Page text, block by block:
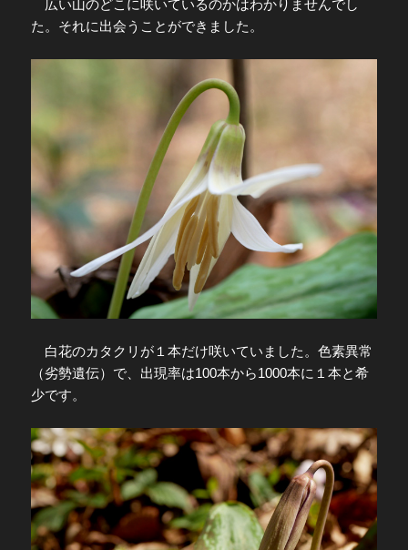
広い山のどこに咲いているのかはわかりませんでし
た。それに出会うことができました。
白花のカタクリが１本だけ咲いていました。色素異常
（劣勢遺伝）で、出現率は100本から1000本に１本と希
少です。